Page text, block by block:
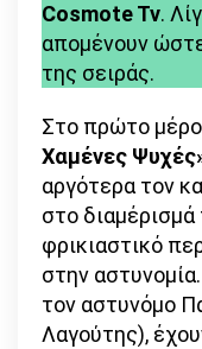
Cosmote Tv.
απομένουν
της σειράς.
Στο πρώτο
Χαμένες
αργότερα τον
στο
φρικιαστικό
στην
τον αστυνόμο
Λαγούτης),